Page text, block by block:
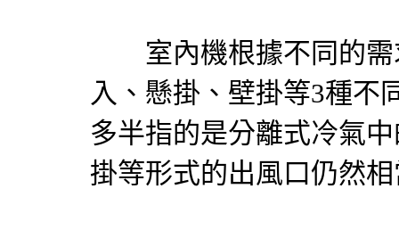
室內機根據不同的需
入、懸掛、壁掛等3種不
多半指的是分離式冷氣
掛等形式的出風口仍然